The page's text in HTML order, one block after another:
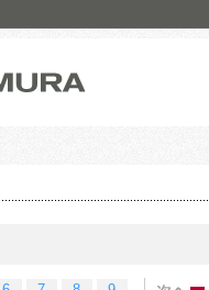
株式会社ノムラメディアス